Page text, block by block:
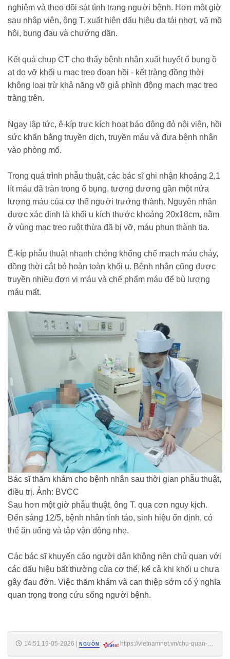
nghiệm và theo dõi sát tình trạng người bệnh. Hơn một giờ
sau nhập viện, ông T. xuất hiện dấu hiệu da tái nhợt, vã mồ
hôi, bụng đau và chướng dần.
Kết quả chụp CT cho thấy bệnh nhân xuất huyết ổ bụng ồ
ạt do vỡ khối u mạc treo đoạn hồi - kết tràng đồng thời
không loại trừ khả năng vỡ giả phình động mạch mạc treo
tràng trên.
Ngay lập tức, ê-kíp trực kích hoạt báo động đỏ nội viện, hồi
sức khẩn bằng truyền dịch, truyền máu và đưa bệnh nhân
vào phòng mổ.
Trong quá trình phẫu thuật, các bác sĩ ghi nhận khoảng 2,1
lít máu đã tràn trong ổ bụng, tương đương gần một nửa
lượng máu của cơ thể người trưởng thành. Nguyên nhân
được xác định là khối u kích thước khoảng 20x18cm, nằm
ở vùng mạc treo ruột thừa đã bị vỡ, máu phun thành tia.
Ê-kíp phẫu thuật nhanh chóng khống chế mạch máu chảy,
đồng thời cắt bỏ hoàn toàn khối u. Bệnh nhân cũng được
truyền nhiều đơn vị máu và chế phẩm máu để bù lượng
máu mất.
Bác sĩ thăm khám cho bệnh nhân sau thời gian phẫu thuật,
điều trị. Ảnh: BVCC
Sau hơn một giờ phẫu thuật, ông T. qua cơn nguy kịch.
Đến sáng 12/5, bệnh nhân tỉnh táo, sinh hiệu ổn định, có
thể ăn uống và tập vận động nhẹ.
Các bác sĩ khuyến cáo người dân không nên chủ quan với
các dấu hiệu bất thường của cơ thể, kể cả khi khối u chưa
gây đau đớn. Việc thăm khám và can thiệp sớm có ý nghĩa
quan trọng trong cứu sống người bệnh.
14:51 19-05-2026 NGUỒN :
https://vietnamnet.vn/chu-quan-